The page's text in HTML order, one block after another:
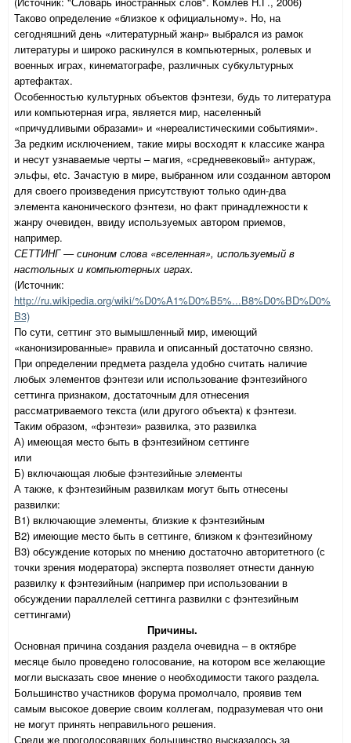
Таково определение «близкое к официальному». Но, на
сегодняшний день «литературный жанр» выбрался из рамок
литературы и широко раскинулся в компьютерных, ролевых и
военных играх, кинематографе, различных субкультурных
артефактах.
Особенностью культурных объектов фэнтези, будь то литература
или компьютерная игра, является мир, населенный
«причудливыми образами» и «нереалистическими событиями».
За редким исключением, такие миры восходят к классике жанра
и несут узнаваемые черты – магия, «средневековый» антураж,
эльфы, etc. Зачастую в мире, выбранном или созданном автором
для своего произведения присутствуют только один-два
элемента канонического фэнтези, но факт принадлежности к
жанру очевиден, ввиду используемых автором приемов,
например.
СЕТТИНГ — синоним слова «вселенная», используемый в
настольных и компьютерных играх.
(Источник:
http://ru.wikipedia.org/wiki/%D0%A1%D0%B5%...B8%D0%BD%D0%
B3)
По сути, сеттинг это вымышленный мир, имеющий
«канонизированные» правила и описанный достаточно связно.
При определении предмета раздела удобно считать наличие
любых элементов фэнтези или использование фэнтезийного
сеттинга признаком, достаточным для отнесения
рассматриваемого текста (или другого объекта) к фэнтези.
Таким образом, «фэнтези» развилка, это развилка
А) имеющая место быть в фэнтезийном сеттинге
или
Б) включающая любые фэнтезийные элементы
А также, к фэнтезийным развилкам могут быть отнесены
развилки:
В1) включающие элементы, близкие к фэнтезийным
В2) имеющие место быть в сеттинге, близком к фэнтезийному
В3) обсуждение которых по мнению достаточно авторитетного (с
точки зрения модератора) эксперта позволяет отнести данную
развилку к фэнтезийным (например при использовании в
обсуждении параллелей сеттинга развилки с фэнтезийным
сеттингами)
Причины.
Основная причина создания раздела очевидна – в октябре
месяце было проведено голосование, на котором все желающие
могли высказать свое мнение о необходимости такого раздела.
Большинство участников форума промолчало, проявив тем
самым высокое доверие своим коллегам, подразумевая что они
не могут принять неправильного решения.
Среди же проголосовавших большинство высказалось за